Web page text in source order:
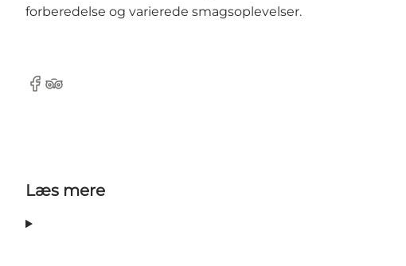
forberedelse og varierede smagsoplevelser.
Facebook
TripAdvisor
Læs mere